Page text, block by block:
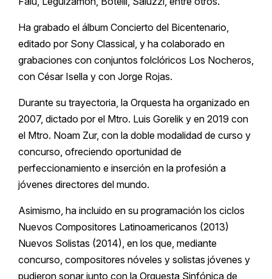
Ha grabado el álbum Concierto del Bicentenario,
editado por Sony Classical, y ha colaborado en
grabaciones con conjuntos folclóricos Los Nocheros,
con César Isella y con Jorge Rojas.
Durante su trayectoria, la Orquesta ha organizado en
2007, dictado por el Mtro. Luis Gorelik y en 2019 con
el Mtro. Noam Zur, con la doble modalidad de curso y
concurso, ofreciendo oportunidad de
perfeccionamiento e inserción en la profesión a
jóvenes directores del mundo.
Asimismo, ha incluido en su programación los ciclos
Nuevos Compositores Latinoamericanos (2013)
Nuevos Solistas (2014), en los que, mediante
concurso, compositores nóveles y solistas jóvenes y
pudieron sonar junto con la Orquesta Sinfónica de